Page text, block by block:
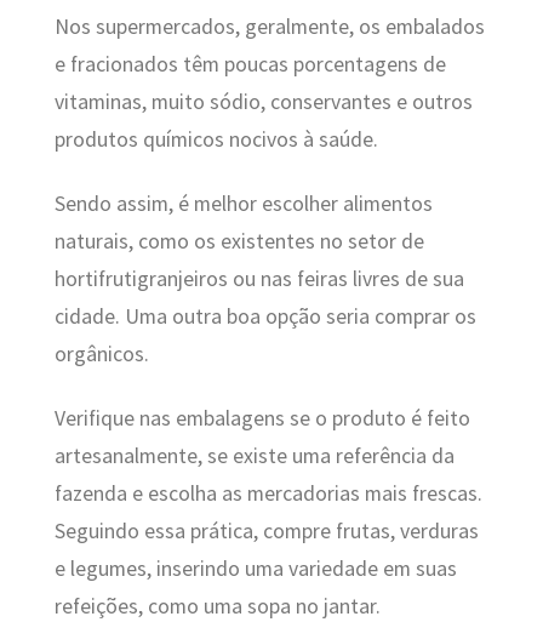
Nos supermercados, geralmente, os embalados
e fracionados têm poucas porcentagens de
vitaminas, muito sódio, conservantes e outros
produtos químicos nocivos à saúde.
Sendo assim, é melhor escolher alimentos
naturais, como os existentes no setor de
hortifrutigranjeiros ou nas feiras livres de sua
cidade. Uma outra boa opção seria comprar os
orgânicos.
Verifique nas embalagens se o produto é feito
artesanalmente, se existe uma referência da
fazenda e escolha as mercadorias mais frescas.
Seguindo essa prática, compre frutas, verduras
e legumes, inserindo uma variedade em suas
refeições, como uma sopa no jantar.